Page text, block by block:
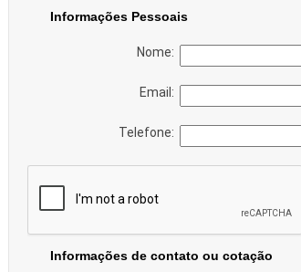
Informações Pessoais
Nome:
Email:
Telefone:
Informações de contato ou cotação